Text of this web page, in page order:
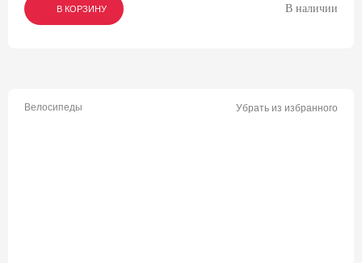
В КОРЗИНУ
В КОРЗИНУ
В КОРЗИНУ В наличии
Велосипеды Убрать из избранного